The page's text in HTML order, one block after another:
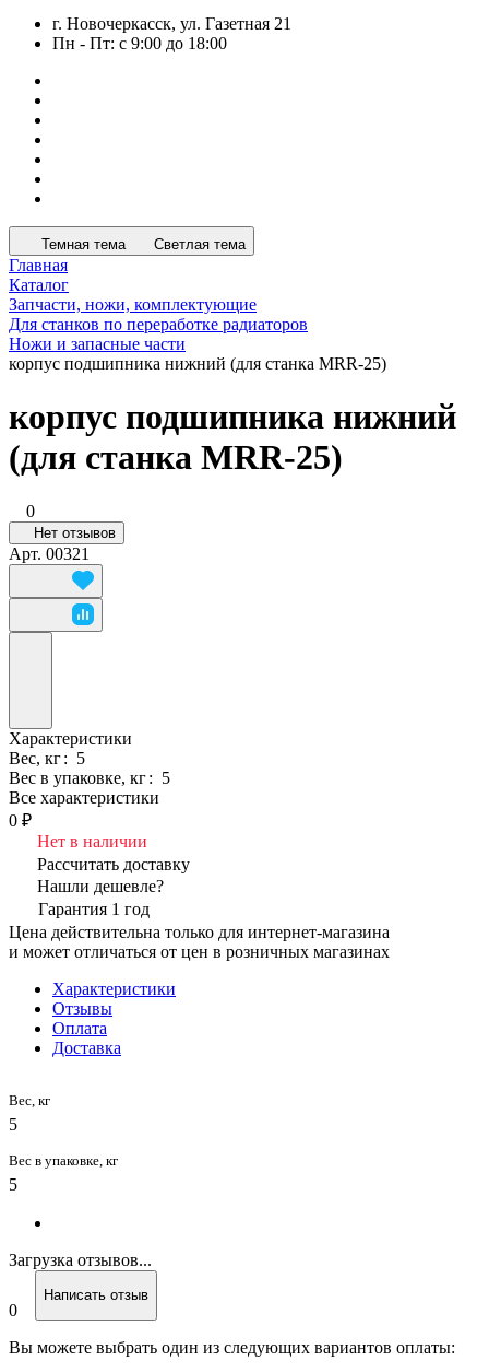
г. Новочеркасск, ул. Газетная 21
Пн - Пт: с 9:00 до 18:00
Темная тема Светлая тема
Главная
Каталог
Запчасти, ножи, комплектующие
Для станков по переработке радиаторов
Ножи и запасные части
корпус подшипника нижний (для станка MRR-25)
корпус подшипника нижний
(для станка MRR-25)
0
Нет отзывов
Арт. 00321
Характеристики
Вес, кг: 5
Вес в упаковке, кг: 5
Все характеристики
0 ₽
Нет в наличии
Рассчитать доставку
Нашли дешевле?
Гарантия 1 год
Цена действительна только для интернет-магазина
и может отличаться от цен в розничных магазинах
Характеристики
Отзывы
Оплата
Доставка
Вес, кг
5
Вес в упаковке, кг
5
Загрузка отзывов...
0
Написать отзыв
Вы можете выбрать один из следующих вариантов оплаты: